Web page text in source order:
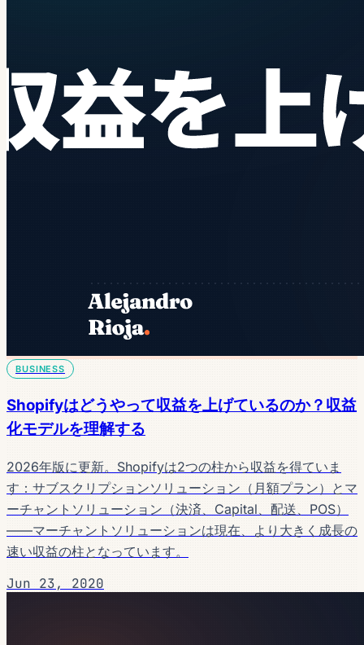
BUSINESS
Shopifyはどうやって収益を上げているのか？収益
化モデルを理解する
2026年版に更新。Shopifyは2つの柱から収益を得ていま
す：サブスクリプションソリューション（月額プラン）とマ
ーチャントソリューション（決済、Capital、配送、POS）
——マーチャントソリューションは現在、より大きく成長の
速い収益の柱となっています。
Jun 23, 2020